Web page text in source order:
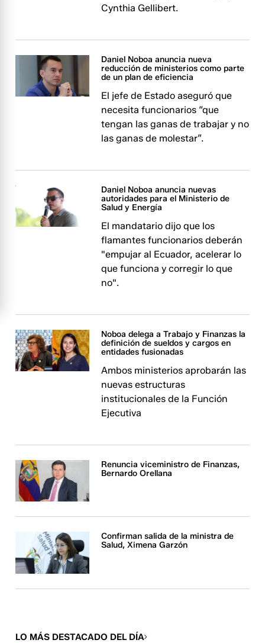
Cynthia Gellibert.
Daniel Noboa anuncia nueva
reducción de ministerios como parte
de un plan de eficiencia
El jefe de Estado aseguró que
necesita funcionarios “que
tengan las ganas de trabajar y no
las ganas de molestar”.
Daniel Noboa anuncia nuevas
autoridades para el Ministerio de
Salud y Energía
El mandatario dijo que los
flamantes funcionarios deberán
"empujar al Ecuador, acelerar lo
que funciona y corregir lo que
no".
Noboa delega a Trabajo y Finanzas la
definición de sueldos y cargos en
entidades fusionadas
Ambos ministerios aprobarán las
nuevas estructuras
institucionales de la Función
Ejecutiva
Renuncia viceministro de Finanzas,
Bernardo Orellana
Confirman salida de la ministra de
Salud, Ximena Garzón
LO MÁS DESTACADO DEL DÍA